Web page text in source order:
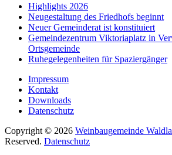
Highlights 2026
Neugestaltung des Friedhofs beginnt
Neuer Gemeinderat ist konstituiert
Gemeindezentrum Viktoriaplatz in
Ortsgemeinde
Ruhegelegenheiten für Spaziergänger
Impressum
Kontakt
Downloads
Datenschutz
Copyright © 2026 Weinbaugemeinde
Reserved. Datenschutz